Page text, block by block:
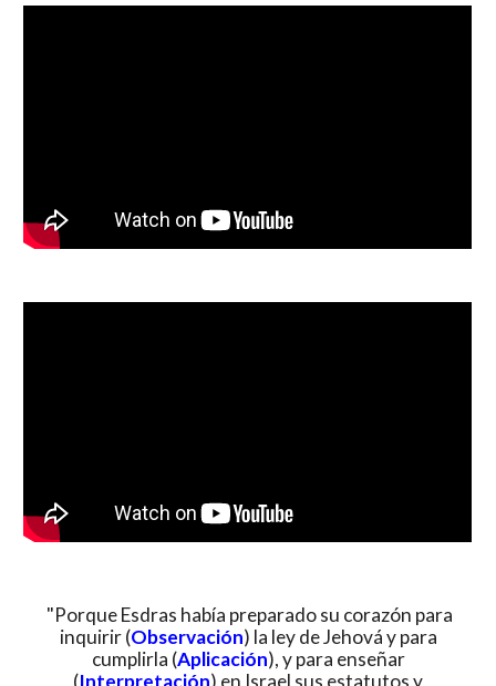
"Porque Esdras había preparado su corazón para
inquirir (Observación) la ley de Jehová y para
cumplirla (Aplicación), y para enseñar
(Interpretación) en Israel sus estatutos y